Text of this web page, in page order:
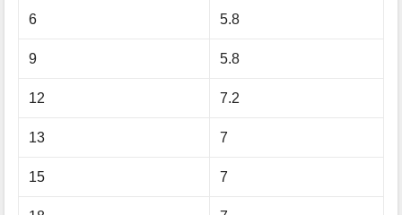
6 5.8
9 5.8
12 7.2
13 7
15 7